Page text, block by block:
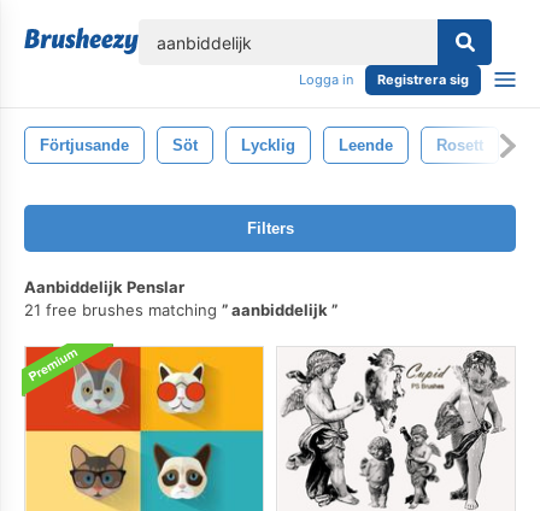
Logga in Registrera sig
Förtjusande Söt Lycklig Leende Rosett
Filters
Aanbiddelijk Penslar
21 free brushes matching
aanbiddelijk